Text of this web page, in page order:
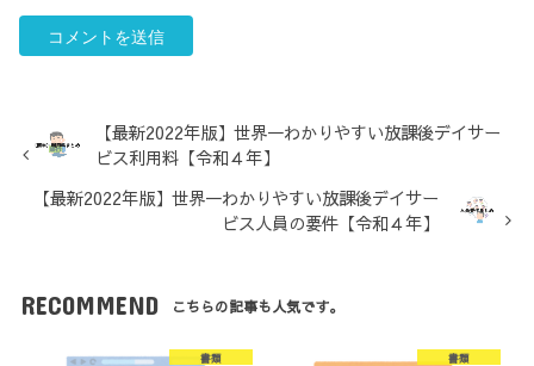
【最新2022年版】世界一わかりやすい放課後デイサー
ビス利用料【令和４年】
【最新2022年版】世界一わかりやすい放課後デイサー
ビス人員の要件【令和４年】
RECOMMEND こちらの記事も人気です。
書類 書類